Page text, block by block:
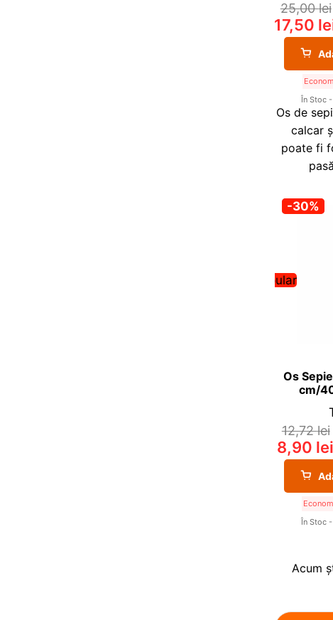
25,00lei
17,50
În Stoc
Os de
calcar
poate fi
Popular
-30%
Os
cm/
12,72lei
8,90 lei
În Stoc
Acum